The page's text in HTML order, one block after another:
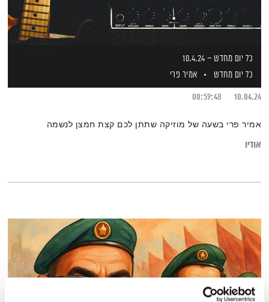
כל יום מחדש – 10.4.24
כל יום מחדש
אמיר פרי
10.04.24
00:59:48
אמיר פרי בשעה של מוזיקה שתתן לכם קצת חמצן לנשמה
אודיו